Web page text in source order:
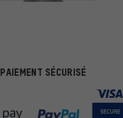
PAIEMENT SÉCURISÉ